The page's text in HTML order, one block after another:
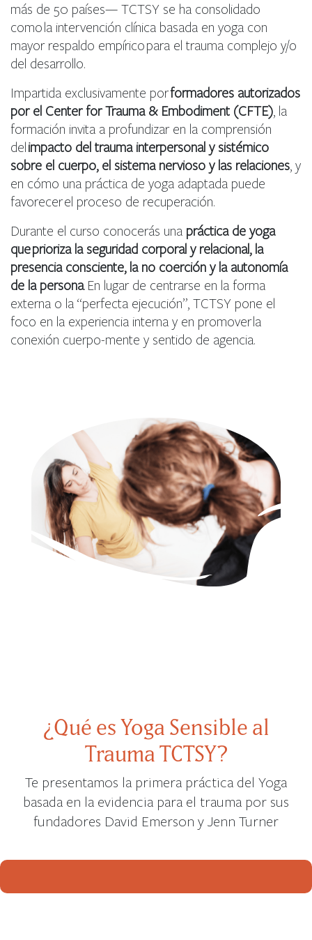
más de 50 países— TCTSY se ha consolidado
como la intervención clínica basada en yoga con
mayor respaldo empírico para el trauma complejo y/o
del desarrollo.
Impartida exclusivamente porformadores autorizados
por el Center for Trauma & Embodiment (CFTE), la
formación invita a profundizar en la comprensión
delimpacto del trauma interpersonal y sistémico
sobre el cuerpo, el sistema nervioso y las relaciones, y
en cómo una práctica de yoga adaptada puede
favorecer el proceso de recuperación.
Durante el curso conocerás una práctica de yoga
que prioriza la seguridad corporal y relacional, la
presencia consciente, la no coerción y la autonomía
de la persona. En lugar de centrarse en la forma
externa o la “perfecta ejecución”, TCTSY pone el
foco en la experiencia interna y en promover la
conexión cuerpo-mente y sentido de agencia.
¿Qué es Yoga Sensible al
Trauma TCTSY?
Te presentamos la primera práctica del Yoga
basada en la evidencia para el trauma por sus
fundadores David Emerson y Jenn Turner